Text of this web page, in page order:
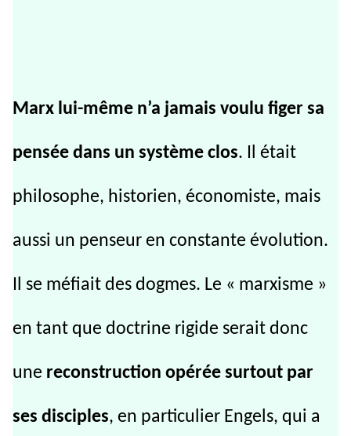
Marx lui-même n’a jamais voulu figer sa
pensée dans un système clos. Il était
philosophe, historien, économiste, mais
aussi un penseur en constante évolution.
Il se méfiait des dogmes. Le « marxisme »
en tant que doctrine rigide serait donc
une reconstruction opérée surtout par
ses disciples, en particulier Engels, qui a